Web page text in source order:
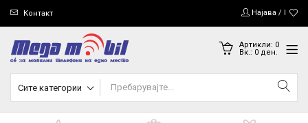
Контакт Најава /
Артикли: 0
Вк.: 0ден.
Сите категории